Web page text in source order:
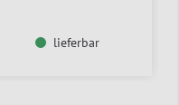
lieferbar